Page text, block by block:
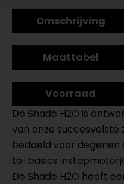
Omschrijving
Maattabel
Voorraad
De Shade H2O is
van onze succesvolste
bedoeld voor
to-basics
De Shade H2O heeft